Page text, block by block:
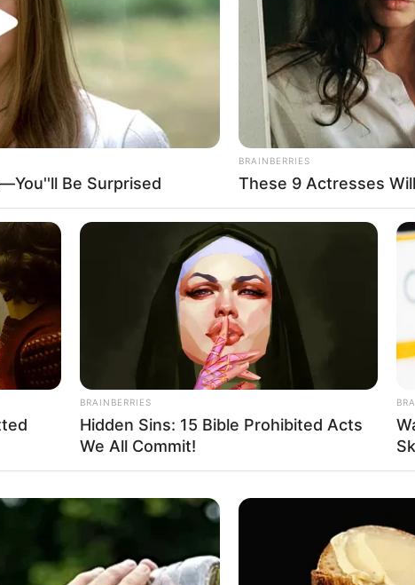
Be Surprised
BRAINBERRIES
These 9 Actresses
BRAINBERRIES
Hidden Sins: 15 Bible Prohibited Acts
We All Commit!